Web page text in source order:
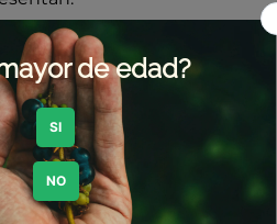
& Leunda no
vinos de calidad,
el patrimonio
demostrando
cuando se cuidan
pueden
de frescura,